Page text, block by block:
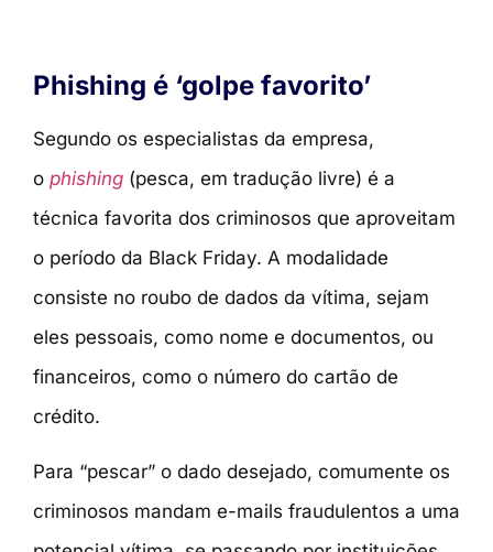
Phishing é ‘golpe favorito’
Segundo os especialistas da empresa,
o phishing (pesca, em tradução livre) é a
técnica favorita dos criminosos que aproveitam
o período da Black Friday. A modalidade
consiste no roubo de dados da vítima, sejam
eles pessoais, como nome e documentos, ou
financeiros, como o número do cartão de
crédito.
Para “pescar” o dado desejado, comumente os
criminosos mandam e-mails fraudulentos a uma